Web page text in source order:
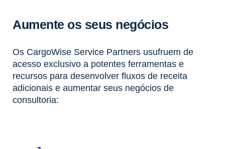
Aumente os seus negócios
Os CargoWise Service Partners usufruem de
acesso exclusivo a potentes ferramentas e
recursos para desenvolver fluxos de receita
adicionais e aumentar seus negócios de
consultoria: